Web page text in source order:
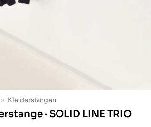
» Kleiderstangen
· SOLID LINE TRIO